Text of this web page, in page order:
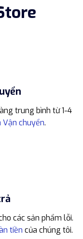
trung bình từ 1-4
Vận chuyển.
các sản phẩm lỗi.
tiền của chúng tôi.